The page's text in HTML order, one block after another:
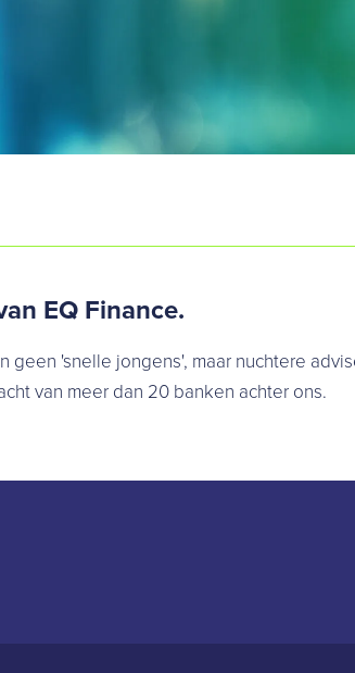
EQ Finance.
'snelle jongens', maar nuchtere
van meer dan 20 banken achter ons.